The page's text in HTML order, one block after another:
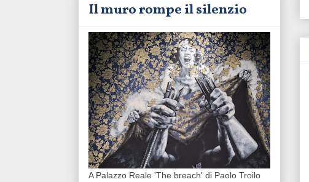
Il muro rompe il silenzio
A Palazzo Reale 'The breach' di Paolo Troilo